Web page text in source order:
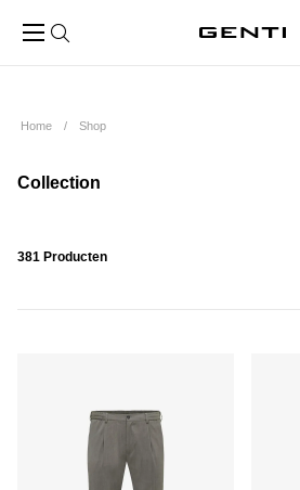
Home Shop
Collection
381 Producten